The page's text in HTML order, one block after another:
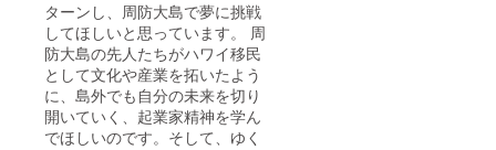
ターンし、周防大島で夢に挑戦
してほしいと思っています。 周
防大島の先人たちがハワイ移民
として文化や産業を拓いたよう
に、島外でも自分の未来を切り
開いていく、起業家精神を学ん
でほしいのです。そして、ゆく